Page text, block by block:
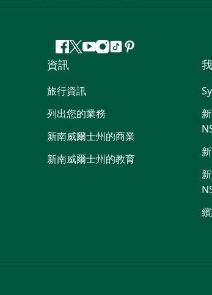
Facebook
嘰
喳
喳
Youtube
Instagram
抖 Pinterest
資訊
旅行資訊
列出您的業務
新南威爾士州的商業
新南威爾士州的教育